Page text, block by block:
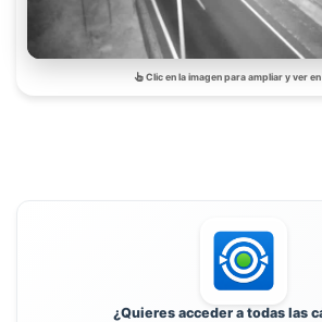
Clic en la imagen para ampliar y ver
¿Quieres acceder a todas las